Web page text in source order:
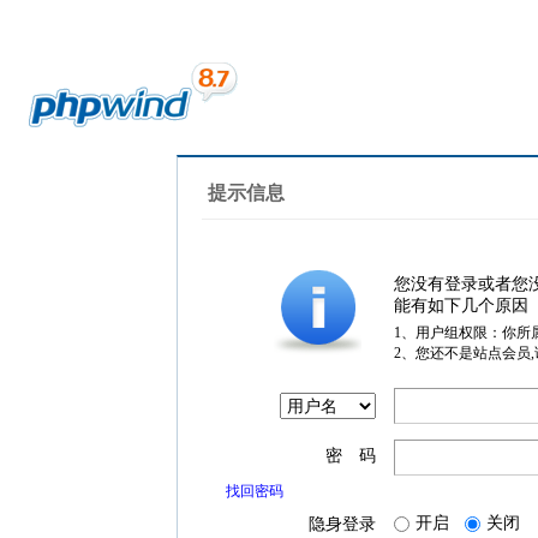
提示信息
您没有登录或者您
能有如下几个原因
1、用户组权限：你所
2、您还不是站点会员
密 码
找回密码
隐身登录 开启 关闭